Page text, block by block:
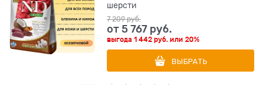
шерсти
7 209 руб.
от5 767 руб.
выгода1 442 руб. или20%
ВЫБРАТЬ